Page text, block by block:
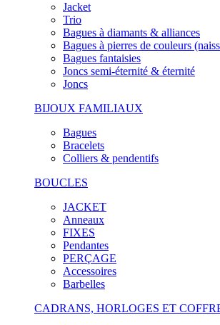
Jacket
Trio
Bagues à diamants & alliances
Bagues à pierres de couleurs
Bagues fantaisies
Joncs semi-éternité & éternité
Joncs
BIJOUX FAMILIAUX
Bagues
Bracelets
Colliers & pendentifs
BOUCLES
JACKET
Anneaux
FIXES
Pendantes
PERÇAGE
Accessoires
Barbelles
CADRANS, HORLOGES ET